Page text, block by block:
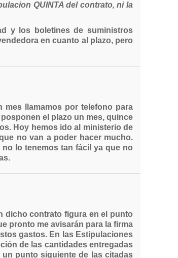
QUINTA del contrato, ni la
y los boletines de suministros
en cuanto al plazo, pero
mes llamamos por telefono para
el plazo un mes, quince
Hoy hemos ido al ministerio de
no van a poder hacer mucho.
lo tenemos tan fácil ya que no
dicho contrato figura en el punto
pronto me avisarán para la firma
gastos. En las Estipulaciones
de las cantidades entregadas
punto siguiente de las citadas